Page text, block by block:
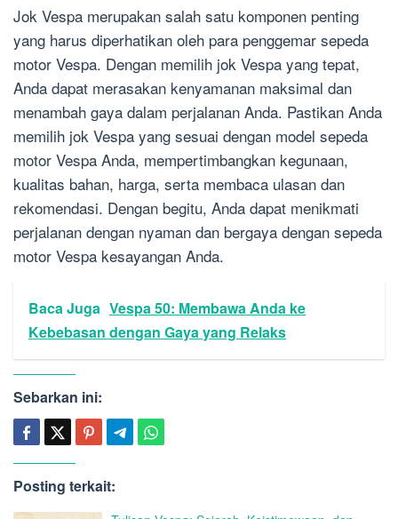
Jok Vespa merupakan salah satu komponen penting
yang harus diperhatikan oleh para penggemar sepeda
motor Vespa. Dengan memilih jok Vespa yang tepat,
Anda dapat merasakan kenyamanan maksimal dan
menambah gaya dalam perjalanan Anda. Pastikan Anda
memilih jok Vespa yang sesuai dengan model sepeda
motor Vespa Anda, mempertimbangkan kegunaan,
kualitas bahan, harga, serta membaca ulasan dan
rekomendasi. Dengan begitu, Anda dapat menikmati
perjalanan dengan nyaman dan bergaya dengan sepeda
motor Vespa kesayangan Anda.
Baca Juga Vespa 50: Membawa Anda ke
Kebebasan dengan Gaya yang Relaks
Sebarkan ini:
Posting terkait: